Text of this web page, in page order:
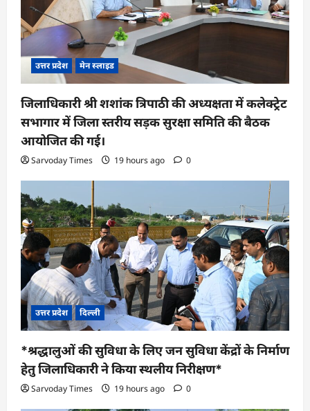
उत्तर प्रदेश मेन स्लाइड
जिलाधिकारी श्री शशांक त्रिपाठी की अध्यक्षता में कलेक्ट्रेट
सभागार में जिला स्तरीय सड़क सुरक्षा समिति की बैठक
आयोजित की गई।
Sarvoday Times 19 hours ago 0
उत्तर प्रदेश दिल्ली
*श्रद्धालुओं की सुविधा के लिए जन सुविधा केंद्रों के निर्माण
हेतु जिलाधिकारी ने किया स्थलीय निरीक्षण*
Sarvoday Times 19 hours ago 0